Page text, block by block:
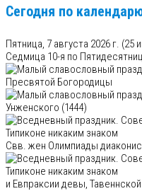
Сегодня по
Пятница, 7 августа 2026 г. (25
Седмица 10-я по
Пресвятой Богородицы
Унженского (1444)
Свв. жен Олимпиады
и Евпраксии девы, Тавеннской